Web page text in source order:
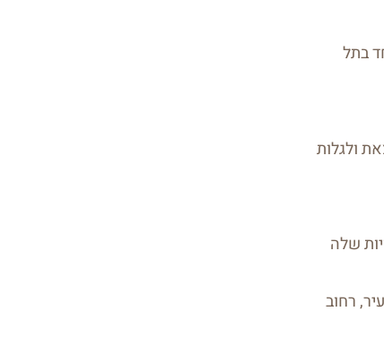
בתל
ולגלות
שלה
רחוב